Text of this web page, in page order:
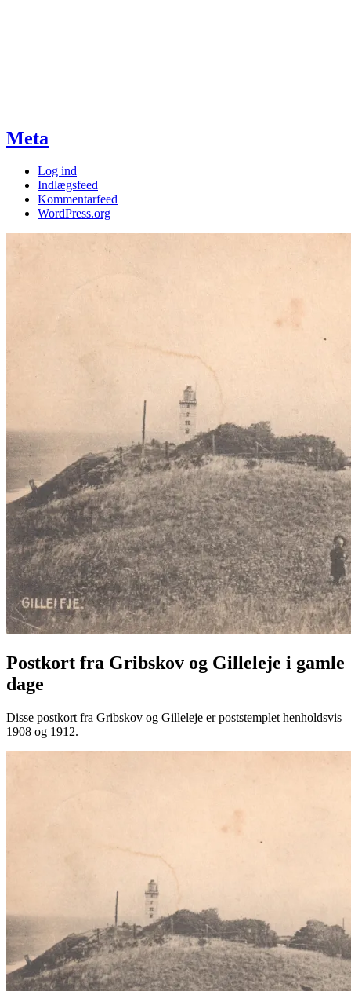
Meta
Log ind
Indlægsfeed
Kommentarfeed
WordPress.org
Postkort fra Gribskov og Gilleleje i gamle
dage
Disse postkort fra Gribskov og Gilleleje er poststemplet henholdsvis
1908 og 1912.